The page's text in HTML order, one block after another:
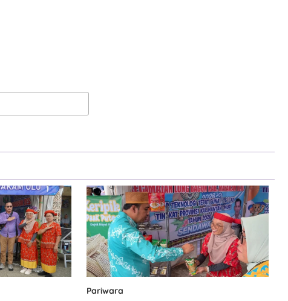
Pariwara